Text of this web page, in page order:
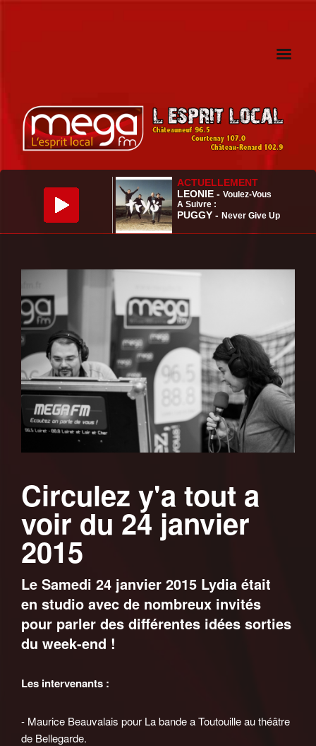
Circulez y'a tout a
voir du 24 janvier
2015
Le Samedi 24 janvier 2015 Lydia était
en studio avec de nombreux invités
pour parler des différentes idées sorties
du week-end !
Les intervenants :
- Maurice Beauvalais pour La bande a Toutouille au théâtre
de Bellegarde.